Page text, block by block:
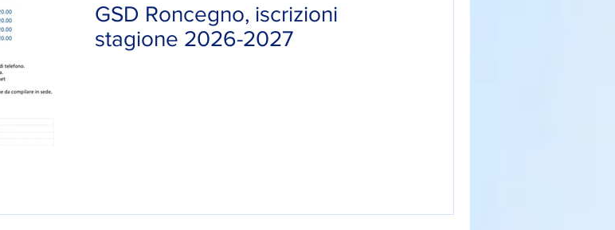
GSD Roncegno, iscrizioni
stagione 2026-2027